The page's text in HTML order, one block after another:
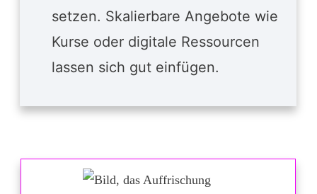
setzen. Skalierbare Angebote wie
Kurse oder digitale Ressourcen
lassen sich gut einfügen.